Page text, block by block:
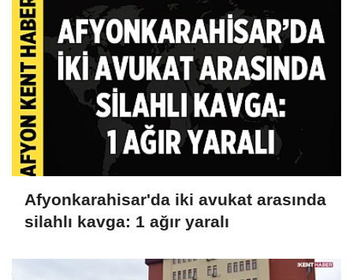
Afyonkarahisar'da iki avukat arasında
silahlı kavga: 1 ağır yaralı